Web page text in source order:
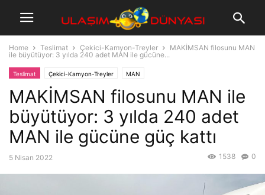
Home Teslimat Çekici-Kamyon-Treyler
MAKİMSAN filosunu MAN
ile büyütüyor: 3 yılda 240 adet MAN ile gücüne...
Teslimat Çekici-Kamyon-Treyler MAN
MAKİMSAN filosunu MAN ile
büyütüyor: 3 yılda 240 adet
MAN ile gücüne güç kattı
5 Nisan 2022 0
1538